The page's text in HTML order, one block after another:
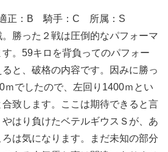
正：B 騎手：C 所属：S
勝った２戦は圧倒的なパフォーマ
。59キロを背負ってのパフォー
と、破格の内容です。因みに勝っ
ｍでしたので、左回り1400ｍとい
致します。ここは期待できると言
はり負けたベテルギウスＳが、あ
は気になります。まだ未知の部分